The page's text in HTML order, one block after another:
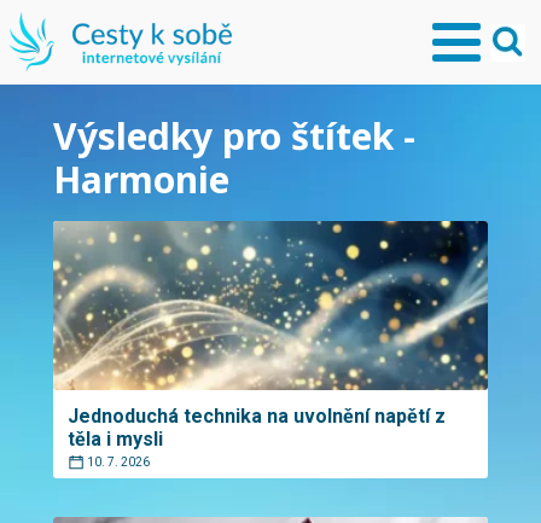
Výsledky pro štítek -
Harmonie
Jednoduchá technika na uvolnění napětí z
těla i mysli
10. 7. 2026